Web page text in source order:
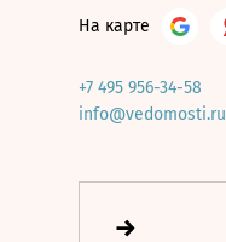
На карте
+7 495 956-34-58
info@vedomosti.ru